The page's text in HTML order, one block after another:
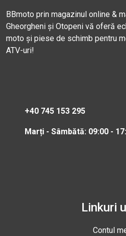
BBmoto prin magazinul online &
Gheorgheni și Otopeni vă oferă
moto și piese de schimb pentru
ATV-uri!
+40 745 153 295
Marți - Sâmbătă: 09:00 -
Linkuri
Contul